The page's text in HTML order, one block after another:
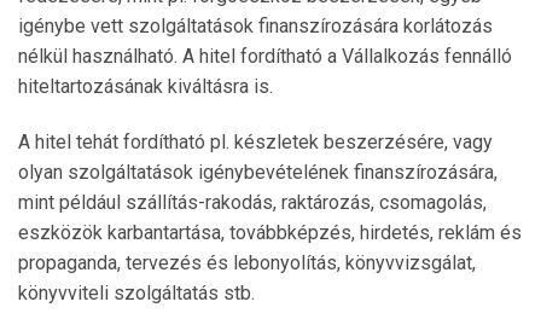
igénybe vett szolgáltatások finanszírozására korlátozás
nélkül használható. A hitel fordítható a Vállalkozás fennálló
hiteltartozásának kiváltásra is.
A hitel tehát fordítható pl. készletek beszerzésére, vagy
olyan szolgáltatások igénybevételének finanszírozására,
mint például szállítás-rakodás, raktározás, csomagolás,
eszközök karbantartása, továbbképzés, hirdetés, reklám és
propaganda, tervezés és lebonyolítás, könyvvizsgálat,
könyvviteli szolgáltatás stb.